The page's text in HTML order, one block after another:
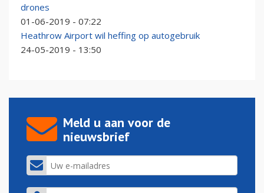
drones
01-06-2019 - 07:22
Heathrow Airport wil heffing op autogebruik
24-05-2019 - 13:50
Meld u aan voor de
nieuwsbrief